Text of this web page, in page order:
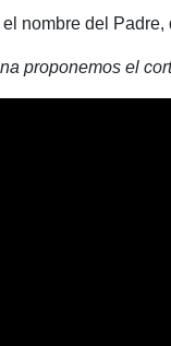
nombre del
proponemos el